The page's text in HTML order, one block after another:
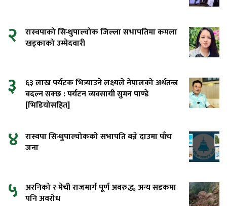
२
रास्वपाको सिन्धुपाल्चोक जिल्ला सभापतिमा कमला
खड्काको उम्मेदवारी
३
६३ लाख पर्यटक भित्र्याउने लक्ष्यले नेपालको अर्थतन्त्र
बदल्न सक्छ : पर्यटन व्यवसायी सुमन पाण्डे
[भिडियोसहित]
४ रास्वपा सिन्धुपाल्चोकको सभापति बन्ने दाउमा पाँच
जना
५ अरनिको र मेची राजमार्ग पूर्ण अवरुद्ध, अन्य सडकमा
पनि अवरोध